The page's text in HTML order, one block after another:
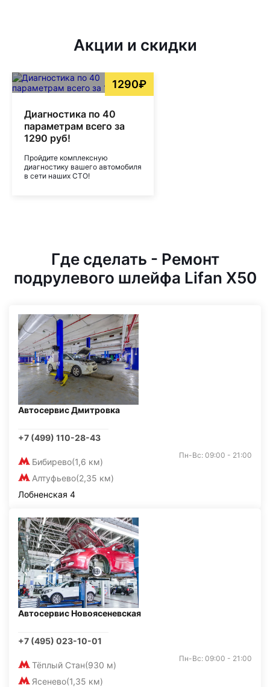
Акции и скидки
1290₽
Диагностика по 40
параметрам всего за
1290 руб!
Пройдите комплексную
диагностику вашего автомобиля
в сети наших СТО!
Где сделать - Ремонт
подрулевого шлейфа Lifan X50
Автосервис Дмитровка
+7 (499) 110-28-43
Бибирево(1,6 км)
Алтуфьево(2,35 км)
Пн-Вс: 09:00 - 21:00
Лобненская 4
Автосервис Новоясеневская
+7 (495) 023-10-01
Тёплый Стан(930 м)
Ясенево(1,35 км)
Пн-Вс: 09:00 - 21:00